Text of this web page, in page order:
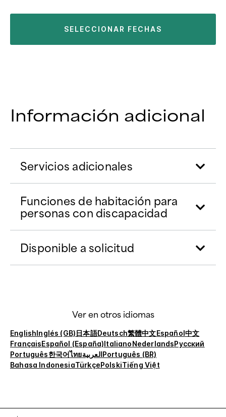
SELECCIONAR FECHAS
Información adicional
Servicios adicionales
Funciones de habitación para
personas con discapacidad
Disponible a solicitud
Ver en otros idiomas
EnglishInglés (GB)日本語Deutsch繁體中文Español中文
FrançaisEspañol (España)ItalianoNederlandsРусский
Português한국어ไทยالعربيةPortuguês (BR)
Bahasa IndonesiaTürkçePolskiTiếng Việt